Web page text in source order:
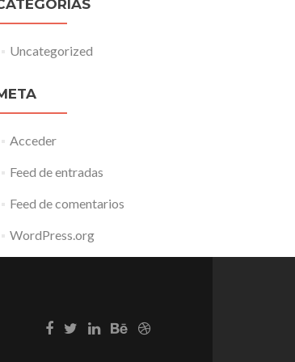
Uncategorized
Acceder
Feed de entradas
Feed de comentarios
WordPress.org